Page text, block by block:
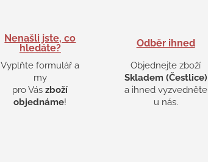
Nenašli jste, co
hledáte?
Vyplňte formulář a
my
pro Vászboží
objednáme!
Odběr ihned
Objednejte zboží
Skladem (Čestlice)
a ihned vyzvedněte
u nás.